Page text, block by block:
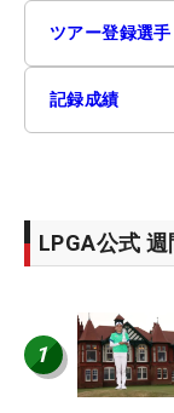
ツアー登録選手
記録成績
LPGA公式
1